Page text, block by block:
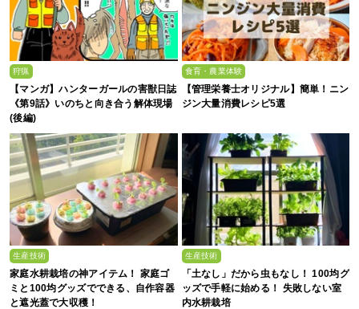
狩猟
【マンガ】ハンターガールの害獣日誌
《第9話》いのちと向き合う解体現場
(後編)
食育・農業体験
【管理栄養士オリジナル】簡単！ニン
ジン大量消費レシピ5選
生産技術
家庭水耕栽培の神アイテム！ 家庭ゴ
ミと100均グッズでできる、自作容器
と遮光蓋で大収穫！
生産技術
「土なし」だから虫もなし！ 100均グ
ッズで手軽に始める！ 失敗しない室
内水耕栽培